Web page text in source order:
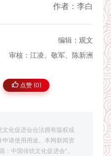
作者：李白
编辑：观文
审核：江凌、敬军、陈新洲
点赞 (0)
文化促进会合法拥有版权或
请使用用途。本网新闻资
：中国传统文化促进会”。